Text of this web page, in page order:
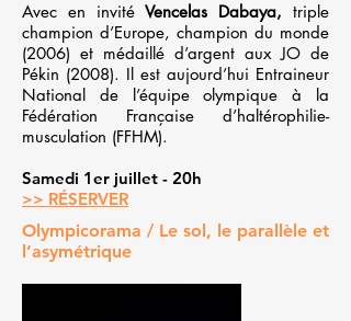
Avec en invitéVencelas Dabaya, triple
champion d’Europe, champion du monde
(2006) et médaillé d’argent aux JO de
Pékin (2008). Il est aujourd’hui Entraineur
National de l’équipe olympique à la
Fédération Française d’haltérophilie-
musculation (FFHM).
Samedi 1er juillet - 20h
>> RÉSERVER
Olympicorama / Le sol, le parallèle et
l’asymétrique